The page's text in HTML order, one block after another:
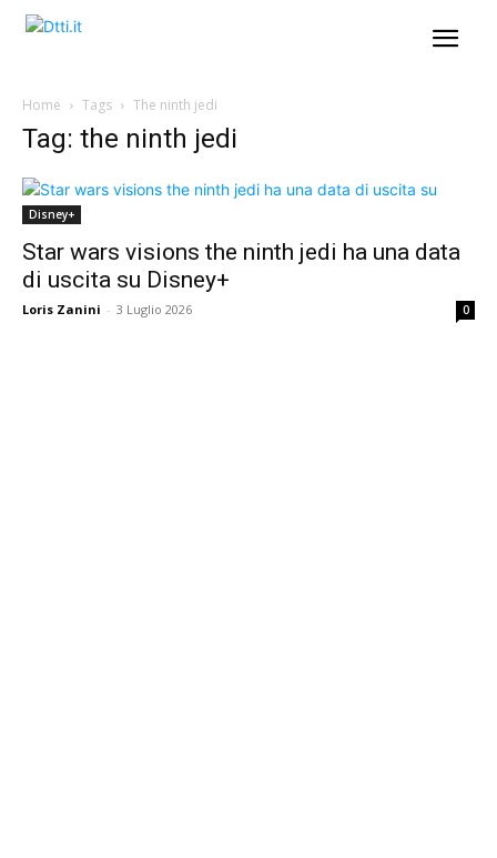
Home Tags The ninth jedi
Tag: the ninth jedi
Disney+
Star wars visions the ninth jedi ha una data
di uscita su Disney+
Loris Zanini - 3 Luglio 2026 0